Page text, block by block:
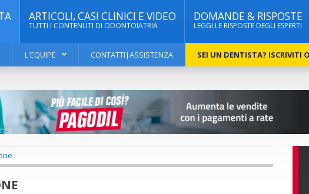
ARTICOLI, CASI CLINICI E VIDEO
TUTTI I CONTENUTI DI ODONTOIATRIA
DOMANDE & RISPOSTE
LEGGI LE RISPOSTE DEGLI ESPERTI
L'EQUIPE CONTATTI|ASSISTENZA SEI UN DENTISTA? ISCRIVITI